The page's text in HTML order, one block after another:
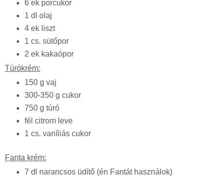
6 ek porcukor
1 dl olaj
4 ek liszt
1 cs. sütőpor
2 ek kakaópor
Túrókrém:
150 g vaj
300-350 g cukor
750 g túró
fél citrom leve
1 cs. vaníliás cukor
Fanta krém:
7 dl narancsos üdítő (én Fantát használok)